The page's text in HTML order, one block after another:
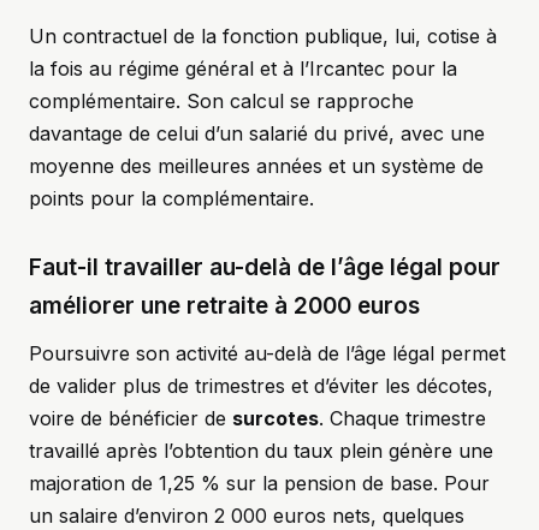
Un contractuel de la fonction publique, lui, cotise à
la fois au régime général et à l’Ircantec pour la
complémentaire. Son calcul se rapproche
davantage de celui d’un salarié du privé, avec une
moyenne des meilleures années et un système de
points pour la complémentaire.
Faut-il travailler au-delà de l’âge légal pour
améliorer une retraite à 2000 euros
Poursuivre son activité au-delà de l’âge légal permet
de valider plus de trimestres et d’éviter les décotes,
voire de bénéficier de surcotes. Chaque trimestre
travaillé après l’obtention du taux plein génère une
majoration de 1,25 % sur la pension de base. Pour
un salaire d’environ 2 000 euros nets, quelques